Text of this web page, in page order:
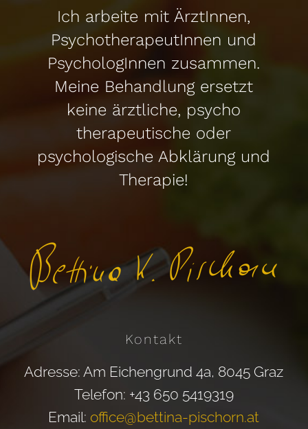
Ich arbeite mit ÄrztInnen,
PsychotherapeutInnen und
PsychologInnen zusammen.
Meine Behandlung ersetzt
keine ärztliche, psycho
therapeutische oder
psychologische Abklärung und
Therapie!
Kontakt
Adresse: Am Eichengrund 4a, 8045 Graz
Telefon: +43 650 5419319
Email: office@bettina-pischorn.at